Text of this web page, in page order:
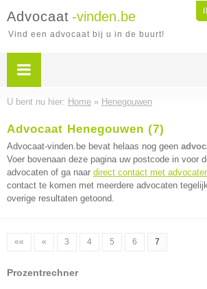
Advocaat -vinden.be
Vind een advocaat bij u in de buurt!
U bent nu hier: Home » Henegouwen
Advocaat Henegouwen (7)
Advocaat-vinden.be bevat helaas nog geen
Voer bovenaan deze pagina uw postcode in voor
advocaten of ga naar direct contact met
contact te komen met meerdere advocaten
overige resultaten getoond.
«« « 3 4 5 6 7
Prozentrechner